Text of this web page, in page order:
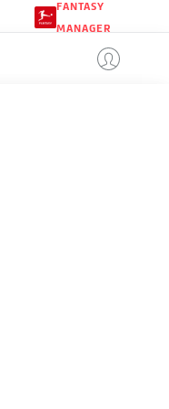
FANTASY
MANAGER